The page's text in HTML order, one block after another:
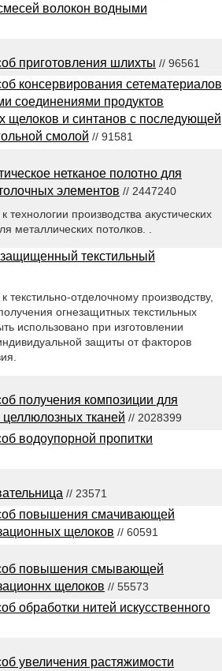
волокон водными
приготовления шлихты // 96561
консервирования сетематериалов
соединениями продуктов
щелоков и синтанов с последующей
смолой // 91581
нетканое полотно для
элементов // 2447240
технологии производства акустических
металлических потолков. .
текстильный
текстильно-отделочному производству,
огнезащитных текстильных
использовано при изготовлении
защиты от факторов
получения композиции для
целлюлозных тканей // 2028399
водоупорной пропитки
// 23571
повышения смачивающей
щелоков // 60591
повышения смывающей
щелоков // 55573
обработки нитей искусственного
увеличения растяжимости